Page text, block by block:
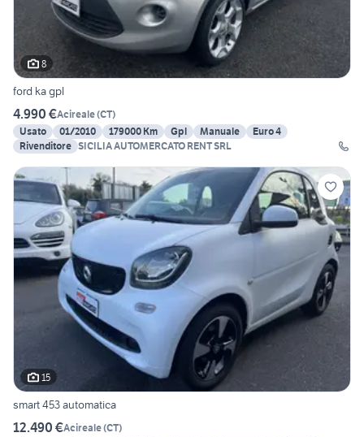
8
ford ka gpl
4.990 €Acireale(CT)
Usato
01/2010 179000 Km Gpl Manuale
Euro 4
Rivenditore SICILIA AUTOMERCATO RENT SRL
15
smart 453 automatica
12.490 €Acireale(CT)